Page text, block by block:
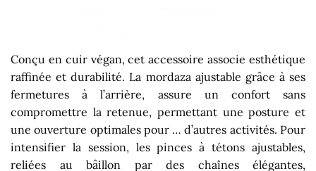
Conçu en cuir végan, cet accessoire associe esthétique
raffinée et durabilité. La mordaza ajustable grâce à ses
fermetures à l’arrière, assure un confort sans
compromettre la retenue, permettant une posture et
une ouverture optimales pour … d’autres activités. Pour
intensifier la session, les pinces à tétons ajustables,
reliées au bâillon par des chaînes élégantes,